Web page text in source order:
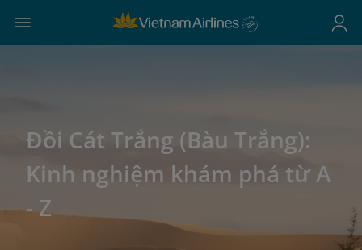
Đồi Cát Trắng (Bàu Trắng):
Kinh nghiệm khám phá từ A
- Z